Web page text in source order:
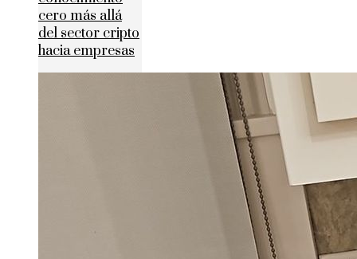
cero más allá
del sector cripto
hacia empresas